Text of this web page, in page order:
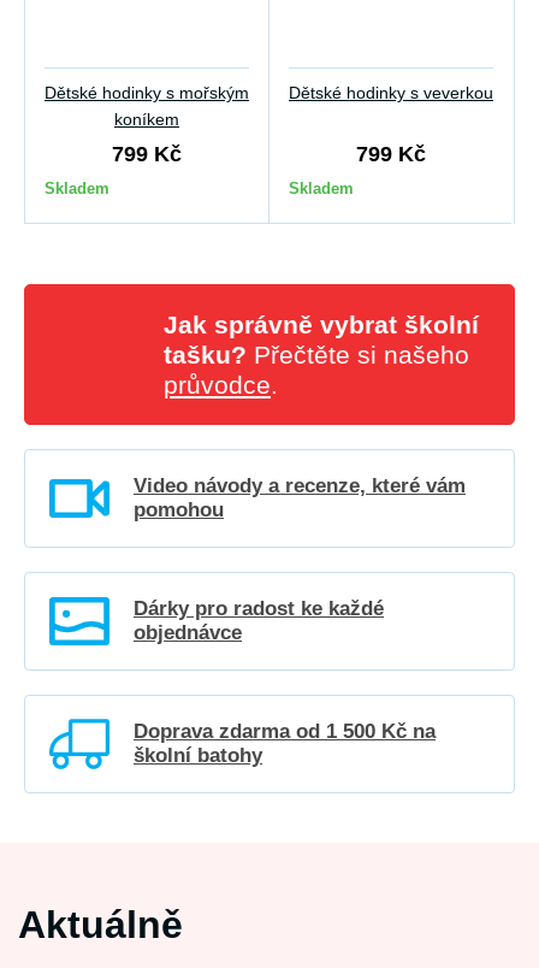
Dětské hodinky s mořským
koníkem
799 Kč
Skladem
Dětské hodinky s veverkou
799 Kč
Skladem
Jak správně vybrat školní
tašku? Přečtěte si našeho
průvodce.
Video návody a recenze, které vám
pomohou
Dárky pro radost ke každé
objednávce
Doprava zdarma od 1 500 Kč na
školní batohy
Aktuálně